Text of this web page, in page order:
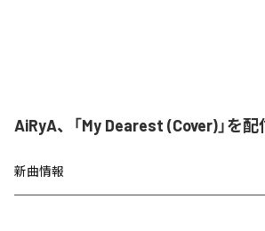
AiRyA、「My Dearest (Cover)」を
新曲情報